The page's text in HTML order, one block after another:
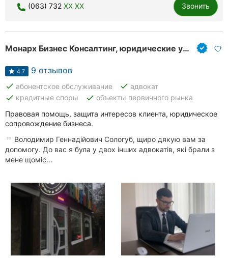
Киев
Харьков
Запорожье
Днепр
Кривой
(063) 732 XX XX Звонить
Монарх Бизнес Консалтинг, юридические услуги
4.7 9 отзывов
done абонентское обслуживание done адвокат
done кредитные споры done объекты первичного рынка
Правовая помощь, защита интересов клиента, юридическое
сопровождение бизнеса.
Володимир Геннадійович Сологуб, щиро дякую вам за
допомогу. До вас я була у двох інших адвокатів, які брали з
мене щоміс...